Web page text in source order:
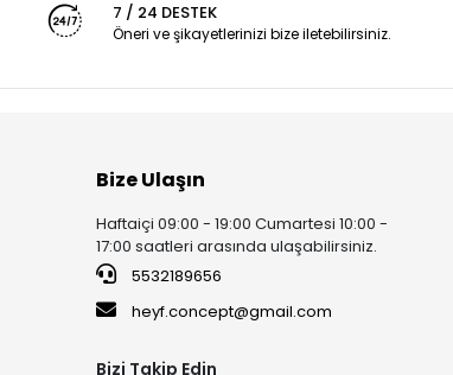
7 / 24 DESTEK
Öneri ve şikayetlerinizi bize iletebilirsiniz.
Bize Ulaşın
Haftaiçi 09:00 - 19:00 Cumartesi 10:00 -
17:00 saatleri arasında ulaşabilirsiniz.
5532189656
heyf.concept@gmail.com
Bizi Takip Edin